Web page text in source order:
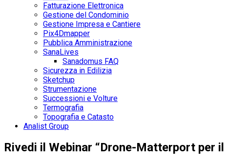
Fatturazione Elettronica
Gestione del Condominio
Gestione Impresa e Cantiere
Pix4Dmapper
Pubblica Amministrazione
SanaLives
Sanadomus FAQ
Sicurezza in Edilizia
Sketchup
Strumentazione
Successioni e Volture
Termografia
Topografia e Catasto
Analist Group
Rivedi il Webinar “Drone-Matterport per